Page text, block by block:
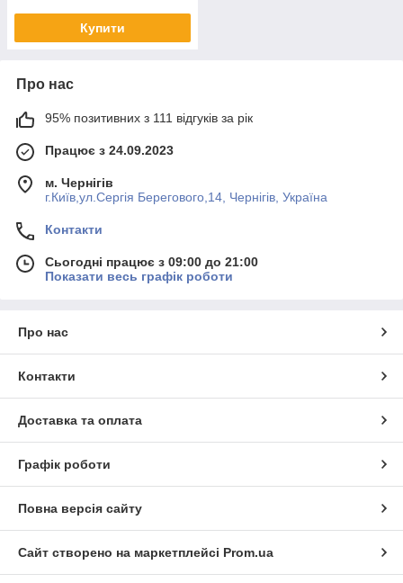
Купити
Про нас
95% позитивних з 111 відгуків за рік
Працює з 24.09.2023
м. Чернігів
г.Київ,ул.Сергiя Берегового,14, Чернігів, Україна
Контакти
Сьогодні працює з 09:00 до 21:00
Показати весь графік роботи
Про нас
Контакти
Доставка та оплата
Графік роботи
Повна версія сайту
Сайт створено на маркетплейсі Prom.ua